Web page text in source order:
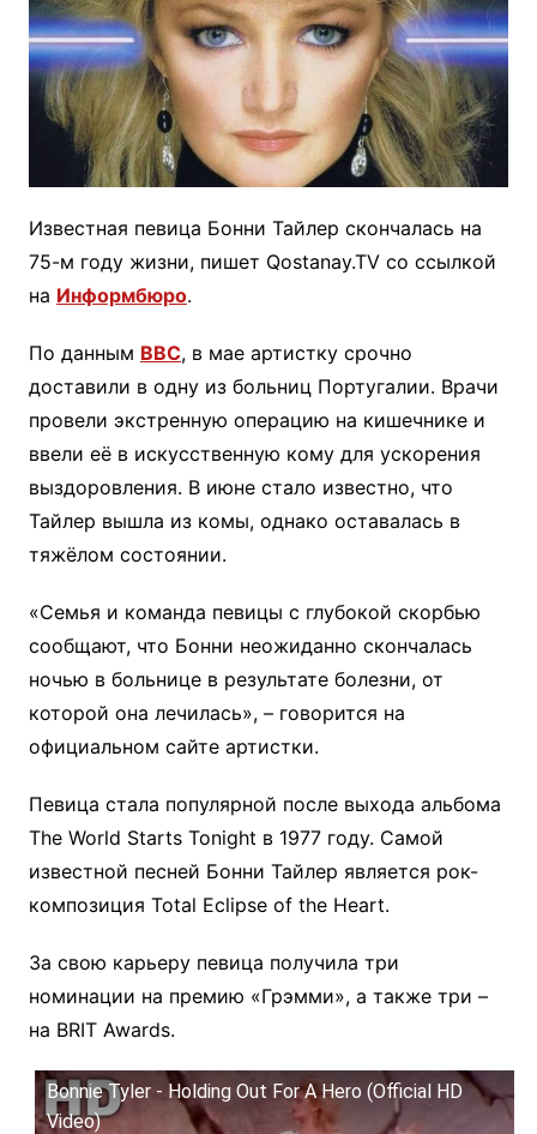
Известная певица Бонни Тайлер скончалась на
75-м году жизни, пишет Qostanay.TV со ссылкой
на Информбюро.
По данным BBC, в мае артистку срочно
доставили ​​в одну из больниц Португалии. Врачи
провели экстренную операцию на кишечнике и
ввели её в искусственную кому для ускорения
выздоровления. В июне стало известно, что
Тайлер вышла из комы, однако оставалась в
тяжёлом состоянии.
«Семья и команда певицы с глубокой скорбью
сообщают, что Бонни неожиданно скончалась
ночью в больнице в результате болезни, от
которой она лечилась», – говорится на
официальном сайте артистки.
Певица стала популярной после выхода альбома
The World Starts Tonight в 1977 году. Самой
известной песней Бонни Тайлер является рок-
композиция Total Eclipse of the Heart.
За свою карьеру певица получила три
номинации на премию «Грэмми», а также три –
на BRIT Awards.
Bonnie Tyler - Holding Out For A Hero (Official HD
Video)